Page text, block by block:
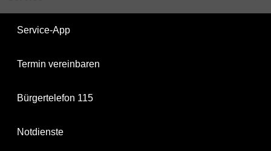
Service-App
Termin vereinbaren
Bürgertelefon 115
Notdienste